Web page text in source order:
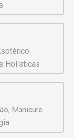
Holísticas
Manicure